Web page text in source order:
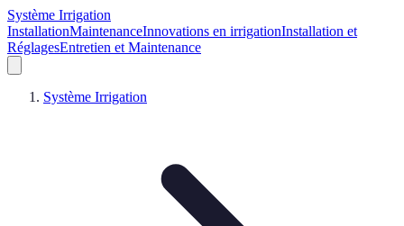
Système Irrigation
InstallationMaintenanceInnovations en irrigationInstallation et
RéglagesEntretien et Maintenance
Système Irrigation